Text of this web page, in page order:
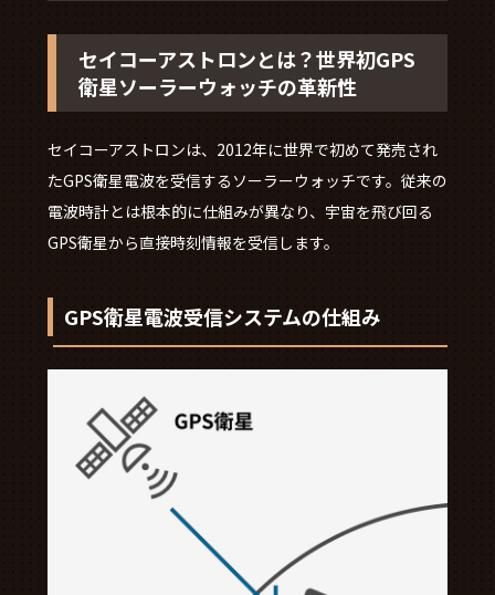
セイコーアストロンとは？世界初GPS
衛星ソーラーウォッチの革新性
セイコーアストロンは、2012年に世界で初めて発売され
たGPS衛星電波を受信するソーラーウォッチです。従来の
電波時計とは根本的に仕組みが異なり、宇宙を飛び回る
GPS衛星から直接時刻情報を受信します。
GPS衛星電波受信システムの仕組み